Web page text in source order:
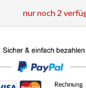
nur noch 2